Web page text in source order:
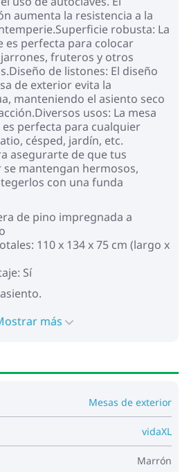
aumenta la resistencia a la
robusta: La
es perfecta para colocar
fruteros y otros
de listones: El diseño
de exterior evita la
manteniendo el asiento seco
usos: La mesa
perfecta para cualquier
césped, jardín, etc.
asegurarte de que tus
mantengan hermosos,
con una funda
de pino impregnada a
110 x 134 x 75 cm (largo x
Sí
más
Mesas de exterior
vidaXL
Marrón